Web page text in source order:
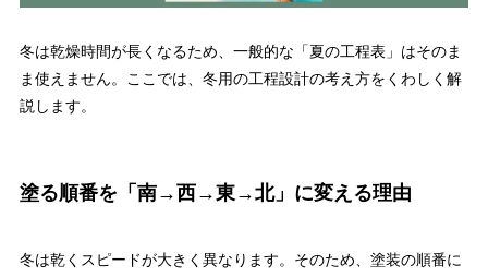
冬は乾燥時間が長くなるため、一般的な「夏の工程表」はそのま
ま使えません。ここでは、冬用の工程設計の考え方をくわしく解
説します。
塗る順番を「南→西→東→北」に変える理由
冬は乾くスピードが大きく異なります。そのため、塗装の順番に